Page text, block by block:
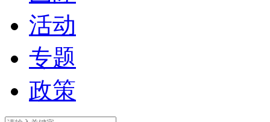
活动
专题
政策